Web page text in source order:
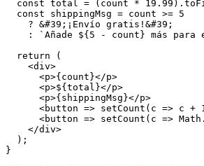
const total = (count * 19.99 ).
const shippingMsg = count >= 5
    ? &#
39 ;¡Envío gratis!&#39 ;
    :
`Añade ${5 - count} más
return (
    <div>
      <p>{count}</p>
      <p>${total}</p>
      <p>{shippingMsg}</p>
      <button =>
setCount (c => c +
      <button =>
setCount (c => Math.
    </div>
  );